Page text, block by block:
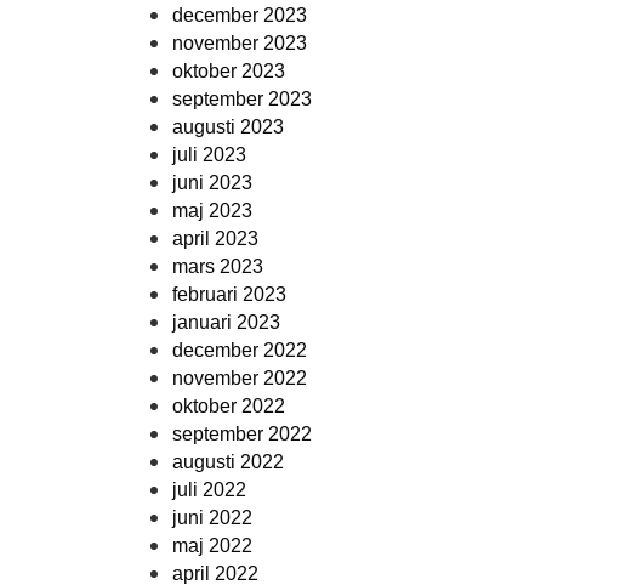
december 2023
november 2023
oktober 2023
september 2023
augusti 2023
juli 2023
juni 2023
maj 2023
april 2023
mars 2023
februari 2023
januari 2023
december 2022
november 2022
oktober 2022
september 2022
augusti 2022
juli 2022
juni 2022
maj 2022
april 2022